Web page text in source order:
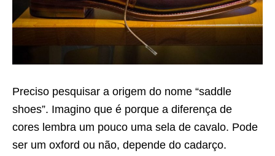
Preciso pesquisar a origem do nome “saddle
shoes”. Imagino que é porque a diferença de
cores lembra um pouco uma sela de cavalo. Pode
ser um oxford ou não, depende do cadarço.